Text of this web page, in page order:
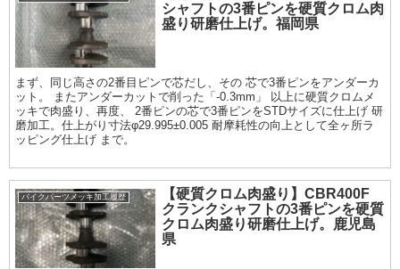
シャフトの3番ピンを硬質クロム肉
盛り研磨仕上げ。福岡県
まず、同じ高さの2番目ピンで芯だし、その 芯で3番ピンをアンダーカ
ット。 またアンダーカットで削った「-0.3mm」 以上に硬質クロムメ
ッキで肉盛り、再度、 2番ピンの芯で3番ピンをSTDサイズに仕上げ 研
磨加工。仕上がり寸法φ29.995±0.005 耐摩耗性の向上として全ヶ所ラ
ッピング仕上げ まで。
バイクパーツメッキ加工履歴
【硬質クロム肉盛り】CBR400F
クランクシャフトの3番ピンを硬質
クロム肉盛り研磨仕上げ。鹿児島
県